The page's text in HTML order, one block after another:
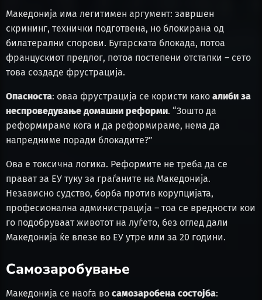
Македонија има легитимен аргумент: завршен
скрининг, технички подготвена, но блокирана од
билатерални спорови. Бугарската блокада, потоа
францускиот предлог, потоа постепени отстапки – сето
това создаде фрустрација.
Опасноста: оваа фрустрација се користи како алиби за
неспроведување домашни реформи. “Зошто да
реформираме кога и да реформираме, нема да
напредниме поради блокадите?”
Ова е токсична логика. Реформите не треба да се
прават за ЕУ туку за граѓаните на Македонија.
Независно судство, борба против корупцијата,
професионална администрација – тоа се вредности кои
го подобруваат животот на луѓето, без оглед дали
Македонија ќе влезе во ЕУ утре или за 20 години.
Самозаробување
Македонија се наоѓа во самозаробена состојба: